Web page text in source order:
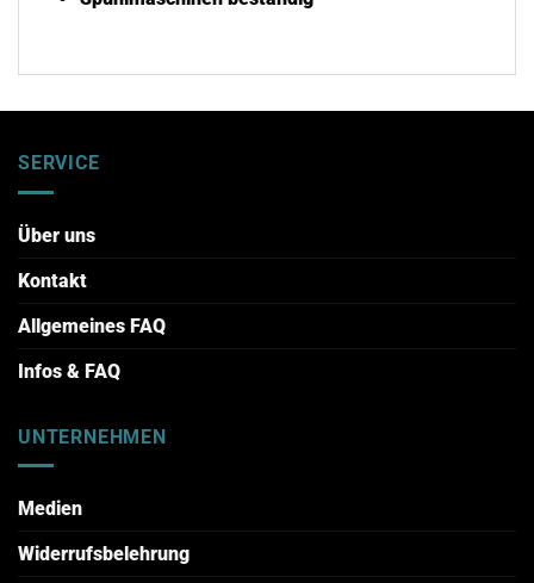
SERVICE
Über uns
Kontakt
Allgemeines FAQ
Infos & FAQ
UNTERNEHMEN
Medien
Widerrufsbelehrung